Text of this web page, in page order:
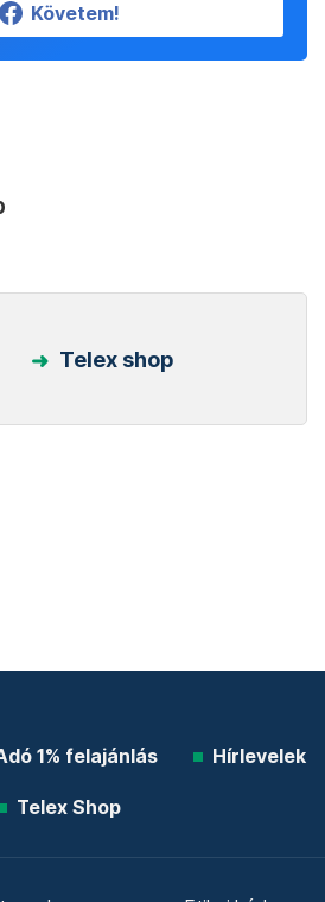
Követem!
Telex shop
1% felajánlás Hírlevelek
Telex Shop